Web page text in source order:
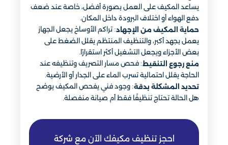
يساعد المكيف على العمل بصورة أفضل، خاصة عند ضعف
دفع الهواء أو اختلاف البرودة داخل المكان.
حماية المكيف من الإجهاد: تراكم الأوساخ يجعل الجهاز
يعمل بجهد أكبر، والتنظيف المنتظم يقلل الضغط على
بعض الأجزاء ويجعل التشغيل أكثر استقرارًا.
منع رجوع التنقيط: فحص مسار التصريف وتنظيفه عند
الحاجة يقلل احتمالية تسرب الماء على الجدار أو الأرضية.
تحديد المشكلة بدقة: وجود فني يفحص المكيف يوضح
هل الحالة تحتاج تنظيفًا فقط أم صيانة منفصلة.
احجز تنظيف مكيفك الآن مع شركة